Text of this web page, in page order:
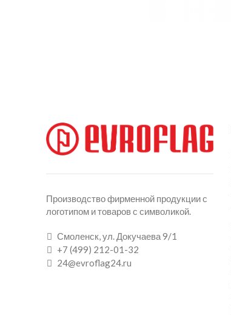
Производство фирменной продукции с
логотипом и товаров с символикой.
Смоленск, ул. Докучаева 9/1
+7 (499) 212-01-32
24@evroflag24.ru